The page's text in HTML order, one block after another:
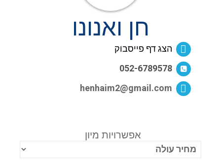
חן ואנונו
הצג דף פייסבוק
052-6789578
henhaim2@gmail.com
אפשרויות מיון